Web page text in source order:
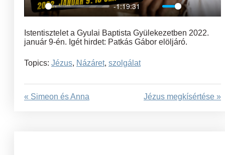
Play
-1:19:31
Mute Settings
Istentisztelet a Gyulai Baptista Gyülekezetben 2022.
január 9-én. Igét hirdet: Patkás Gábor elöljáró.
Topics: Jézus, Názáret, szolgálat
« Simeon és Anna Jézus megkísértése »